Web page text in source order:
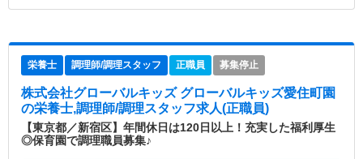
栄養士 調理師/調理スタッフ 正職員 募集停止
株式会社グローバルキッズ グローバルキッズ愛住町園
の栄養士,調理師/調理スタッフ求人(正職員)
【東京都／新宿区】年間休日は120日以上！充実した福利厚生
◎保育園で調理職員募集♪